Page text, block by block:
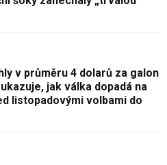
v průměru 4 dolarů za galon
jak válka dopadá na
listopadovými volbami do